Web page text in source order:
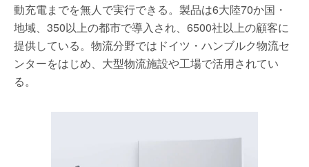
動充電までを無人で実行できる。製品は6大陸70か国・
地域、350以上の都市で導入され、6500社以上の顧客に
提供している。物流分野ではドイツ・ハンブルク物流セ
ンターをはじめ、大型物流施設や工場で活用されてい
る。